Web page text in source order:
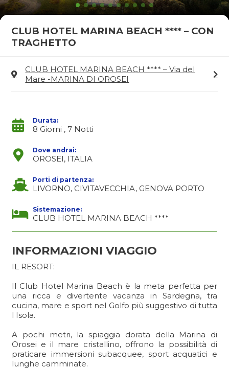
CLUB HOTEL MARINA BEACH **** – CON
TRAGHETTO
CLUB HOTEL MARINA BEACH **** – Via del
Mare -MARINA DI OROSEI
Durata:
8 Giorni , 7 Notti
Dove andrai:
OROSEI, ITALIA
Porti di partenza:
LIVORNO, CIVITAVECCHIA, GENOVA PORTO
Sistemazione:
CLUB HOTEL MARINA BEACH ****
INFORMAZIONI VIAGGIO
IL RESORT:
Il Club Hotel Marina Beach è la meta perfetta per
una ricca e divertente vacanza in Sardegna, tra
cucina, mare e sport nel Golfo più suggestivo di tutta
l Isola.
A pochi metri, la spiaggia dorata della Marina di
Orosei e il mare cristallino, offrono la possibilità di
praticare immersioni subacquee, sport acquatici e
lunghe camminate.